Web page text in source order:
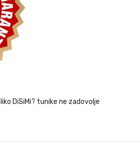
DiSiMi? tunike ne zadovolje